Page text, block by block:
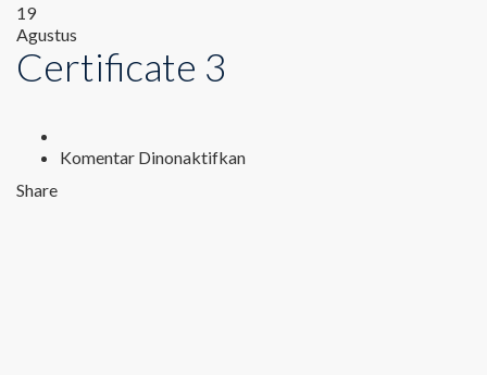
19
Agustus
Certificate 3
Komentar Dinonaktifkanpada
Share